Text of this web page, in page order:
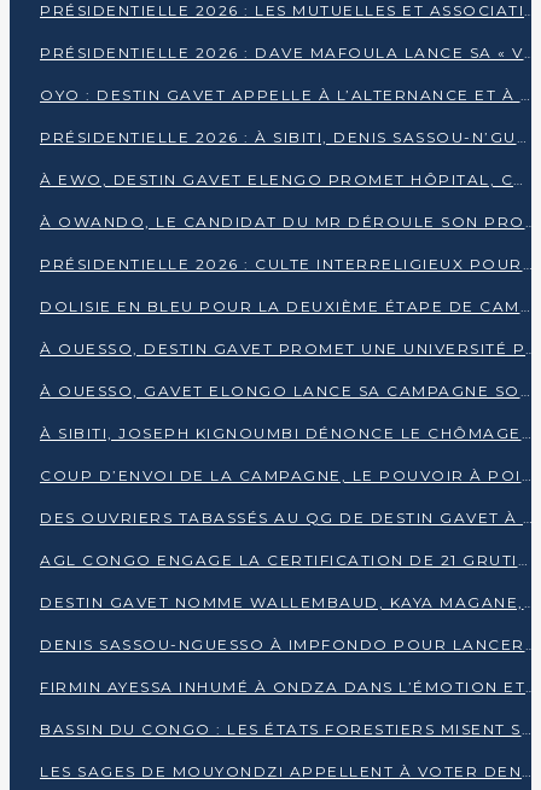
PRÉSIDENTIELLE 2026 : LES MUTUELLES ET ASSOCIATIONS S’IMPLIQUENT DANS LA CAMPAGNE ÉLECTORALE À TIÉ-TIÉ 2 (POINTE-NOIRE)
PRÉSIDENTIELLE 2026 : DAVE MAFOULA LANCE SA « VAGUE DU NOUVEAU DÉPART » À IMPFONDO
OYO : DESTIN GAVET APPELLE À L’ALTERNANCE ET À LA RESPONSABILITÉ DE LA JEUNESSE
PRÉSIDENTIELLE 2026 : À SIBITI, DENIS SASSOU-N’GUESSO PARIE SUR LES RESSOURCES DE LA LEKOUMOU
À EWO, DESTIN GAVET ELENGO PROMET HÔPITAL, CHEMIN DE FER ET AUDIT DES FINANCES PUBLIQUES
À OWANDO, LE CANDIDAT DU MR DÉROULE SON PROGRAMME DE “CHANGEMENT”
PRÉSIDENTIELLE 2026 : CULTE INTERRELIGIEUX POUR LA PAIX À OUENZÉ
DOLISIE EN BLEU POUR LA DEUXIÈME ÉTAPE DE CAMPAGNE DE DSN
À OUESSO, DESTIN GAVET PROMET UNE UNIVERSITÉ POUR LA SANGHA
À OUESSO, GAVET ELONGO LANCE SA CAMPAGNE SOUS LE SIGNE DU RENOUVEAU
À SIBITI, JOSEPH KIGNOUMBI DÉNONCE LE CHÔMAGE ET LES DÉFAILLANCES DE L’ÉTAT
COUP D’ENVOI DE LA CAMPAGNE, LE POUVOIR À POINTE-NOIRE, L’OPPOSITION À OUESSO ET SIBITI
DES OUVRIERS TABASSÉS AU QG DE DESTIN GAVET À 24 HEURES DE L’OUVERTURE DE LA CAMPAGNE
AGL CONGO ENGAGE LA CERTIFICATION DE 21 GRUTIERS AUX NORMES INTERNATIONALES
DESTIN GAVET NOMME WALLEMBAUD, KAYA MAGANE, BOUDZIKA ET MBOUSSA-ELLAH AUX COMMANDES DE SA CAMPAGNE
DENIS SASSOU-NGUESSO À IMPFONDO POUR LANCER LE CORRIDOR 13
FIRMIN AYESSA INHUMÉ À ONDZA DANS L’ÉMOTION ET LE RECUEILLEMENT
BASSIN DU CONGO : LES ÉTATS FORESTIERS MISENT SUR LES MARCHÉS CARBONE
LES SAGES DE MOUYONDZI APPELLENT À VOTER DENIS SASSOU-NGUESSO